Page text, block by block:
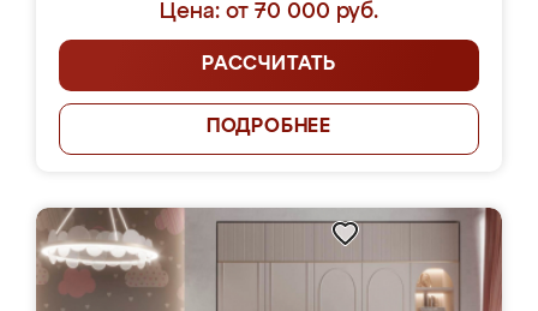
Цена: от 70 000 руб.
РАССЧИТАТЬ
ПОДРОБНЕЕ